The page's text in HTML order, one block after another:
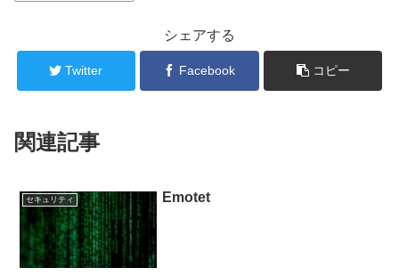
シェアする
Twitter Facebook コピー
関連記事
セキュリティ Emotet